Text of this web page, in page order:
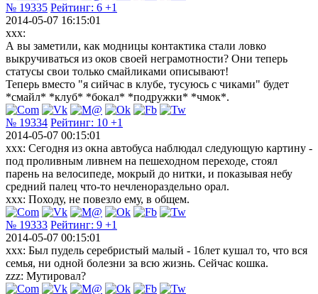
№ 19335 Рейтинг: 6 +1
2014-05-07 16:15:01
xxx:
А вы заметили, как модницы контактика стали ловко
выкручиваться из оков своей неграмотности? Они теперь
статусы свои только смайликами описывают!
Теперь вместо "я сийчас в клубе, тусуюсь с чиками" будет
*смайл* *клуб* *бокал* *подружки* *чмок*.
№ 19334 Рейтинг: 10 +1
2014-05-07 00:15:01
xxx: Сегодня из окна автобуса наблюдал следующую картину -
под проливным ливнем на пешеходном переходе, стоял
парень на велосипеде, мокрый до нитки, и показывая небу
средний палец что-то нечленораздельно орал.
xxx: Походу, не повезло ему, в общем.
№ 19333 Рейтинг: 9 +1
2014-05-07 00:15:01
xxx: Был пудель серебристый малый - 16лет кушал то, что вся
семья, ни одной болезни за всю жизнь. Сейчас кошка.
zzz: Мутировал?